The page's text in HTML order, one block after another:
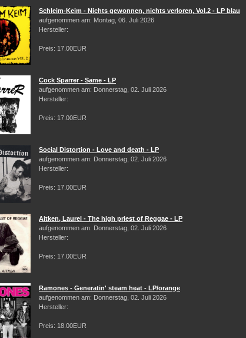
Schleim-Keim - Nichts gewonnen, nichts verloren, Vol.2 - LP blau
aufgenommen am: Montag, 06. Juli 2026
Hersteller:
Preis: 17.00EUR
Cock Sparrer - Same - LP
aufgenommen am: Donnerstag, 02. Juli 2026
Hersteller:
Preis: 17.00EUR
Social Distortion - Love and death - LP
aufgenommen am: Donnerstag, 02. Juli 2026
Hersteller:
Preis: 17.00EUR
Aitken, Laurel - The high priest of Reggae - LP
aufgenommen am: Donnerstag, 02. Juli 2026
Hersteller:
Preis: 17.00EUR
Ramones - Generatin' steam heat - LP/orange
aufgenommen am: Donnerstag, 02. Juli 2026
Hersteller:
Preis: 18.00EUR